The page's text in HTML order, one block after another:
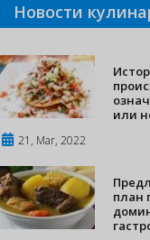
Новости
или
21, Mar, 2022
план